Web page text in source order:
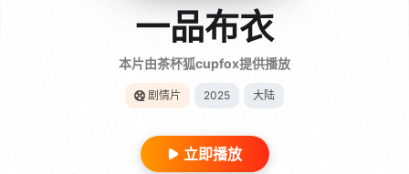
一品布衣
本片由茶杯狐cupfox提供播放
剧情片 2025 大陆
立即播放